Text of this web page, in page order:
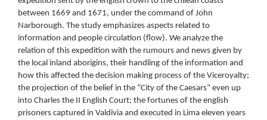
between 1669 and 1671, under the command of John
Narborough. The study emphasizes aspects related to
information and people circulation (flow). We analyze the
relation of this expedition with the rumours and news given by
the local inland aborigins, their handling of the information and
how this affected the decision making process of the Viceroyalty;
the projection of the belief in the “City of the Caesars” even up
into Charles the II English Court; the fortunes of the english
prisoners captured in Valdivia and executed in Lima eleven years